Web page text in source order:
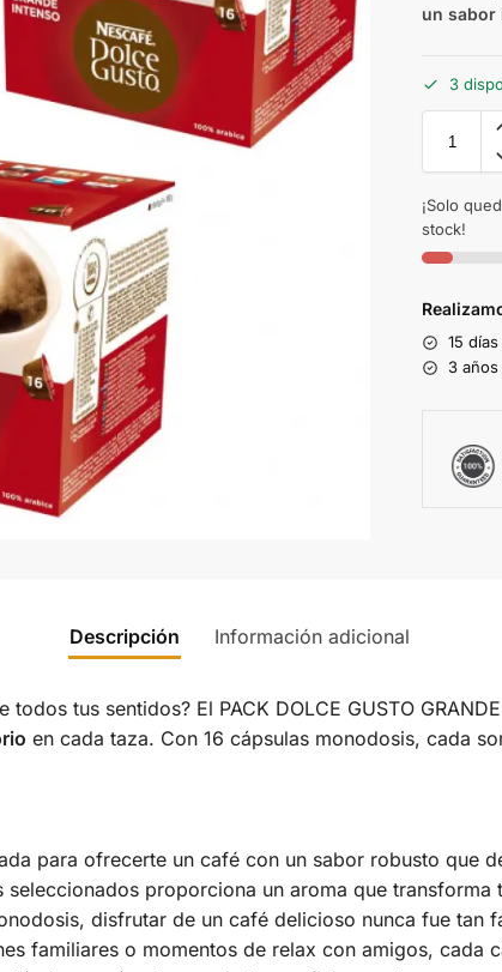
un sabor
3
¡Solo
stock!
15
3
Descripción Información adicional
tus sentidos? El PACK DOLCE GUSTO
en cada taza. Con 16 cápsulas monodosis, cada
para ofrecerte un café con un sabor robusto que
seleccionados proporciona un aroma que transforma
disfrutar de un café delicioso nunca fue tan
familiares o momentos de relax con amigos, cada